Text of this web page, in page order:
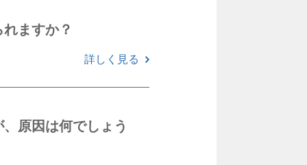
ますか？
詳しく見る
原因は何でしょう